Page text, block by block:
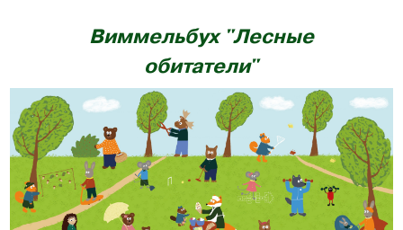
Виммельбух "Лесные
обитатели"